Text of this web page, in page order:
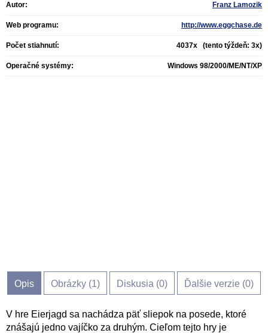
Autor: Franz Lamozik
Web programu: http://www.eggchase.de
Počet stiahnutí: 4037x (tento týždeň: 3x)
Operačné systémy: Windows 98/2000/ME/NT/XP
Opis Obrázky (1) Diskusia (0) Ďalšie verzie (0)
V hre Eierjagd sa nachádza päť sliepok na posede, ktoré
znášajú jedno vajíčko za druhým. Cieľom tejto hry je